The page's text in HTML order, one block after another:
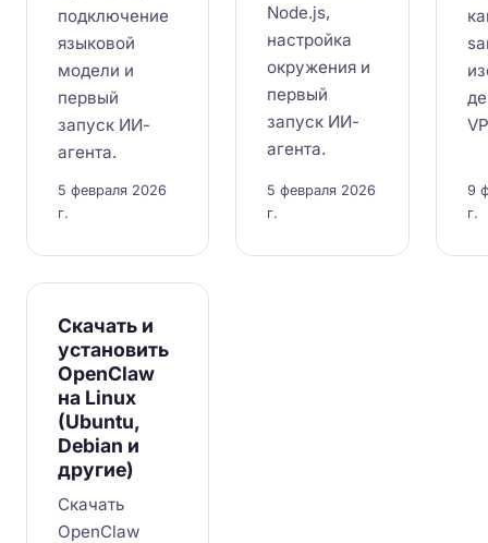
подключение
языковой
модели и
первый
запуск ИИ-
агента.
5 февраля 2026
г.
Node.js,
настройка
окружения и
первый
запуск ИИ-
агента.
5 февраля 2026
г.
9
г.
Скачать и
установить
OpenClaw
на Linux
(Ubuntu,
Debian и
другие)
Скачать
OpenClaw